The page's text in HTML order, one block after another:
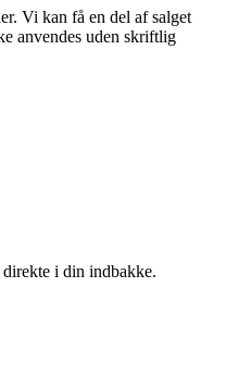
Vi kan få en del af salget
anvendes uden skriftlig
i din indbakke.